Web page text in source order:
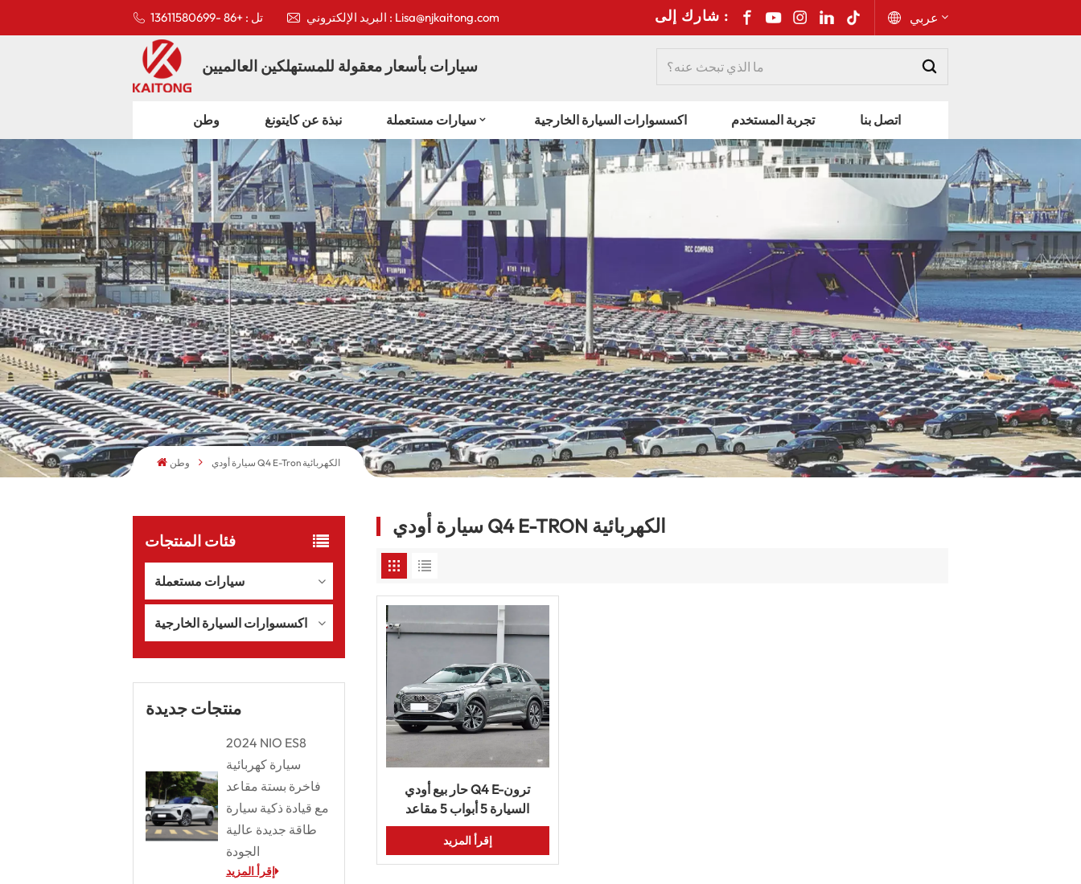
تل : +86 -13611580699 البريد الإلكتروني : Lisa@njkaitong.com شارك إلى : عربي
Русский
Español
Português
عربي
kiswahili
سيارات بأسعار معقولة للمستهلكين العالميين
وطن نبذة عن كايتونغ سيارات مستعملة اكسسوارات السيارة الخارجية تجربة المستخدم اتصل بنا
وطن سيارة أودي Q4 E-Tron الكهربائية
فئات المنتجات
سيارات مستعملة
اكسسوارات السيارة الخارجية
منتجات جديدة
2024 NIO ES8
سيارة كهربائية
فاخرة بستة مقاعد
مع قيادة ذكية سيارة
طاقة جديدة عالية
الجودة
إقرأ المزيد
سيارة أودي Q4 E-TRON الكهربائية
حار بيع أودي Q4 E-ترون
السيارة 5 أبواب 5 مقاعد
السيارات EV الطاقة الجديدة
رخيصة سيارة مستعملة سيارة
كهربائية
إقرأ المزيد